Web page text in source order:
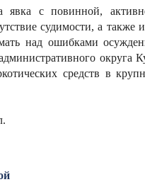
с повинной,
судимости, а
над ошибками
округа
средств в